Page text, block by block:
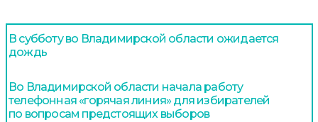
В субботу во Владимирской области ожидается
дождь
Во Владимирской области начала работу
телефонная «горячая линия» для избирателей
по вопросам предстоящих выборов